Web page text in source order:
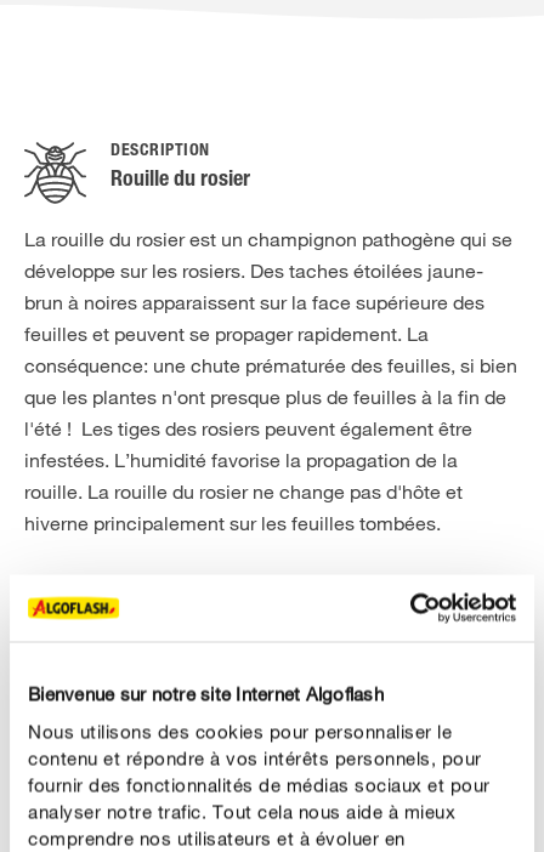
Bienvenue sur notre site Internet Algoflash
Nous utilisons des cookies pour personnaliser le
contenu et répondre à vos intérêts personnels, pour
fournir des fonctionnalités de médias sociaux et pour
analyser notre trafic. Tout cela nous aide à mieux
comprendre nos utilisateurs et à évoluer en
DESCRIPTION
Rouille du rosier
La rouille du rosier est un champignon pathogène qui se
développe sur les rosiers. Des taches étoilées jaune-
brun à noires apparaissent sur la face supérieure des
feuilles et peuvent se propager rapidement. La
conséquence: une chute prématurée des feuilles, si bien
que les plantes n'ont presque plus de feuilles à la fin de
l'été ! Les tiges des rosiers peuvent également être
infestées. L’humidité favorise la propagation de la
rouille. La rouille du rosier ne change pas d'hôte et
hiverne principalement sur les feuilles tombées.
LUTTE
Découvrez comment lutter contre la rouille du
N'oubliez pas qu'une plante bien nourrie est plus
résistante aux attaques d'insectes et de maladies !
Apportez un engrais enrichi en potassium pour prévenir
l’infestation. Éliminez le feuillage tombé à terre.
Rabattez fortement les plantes et veillez à ce qu’elles